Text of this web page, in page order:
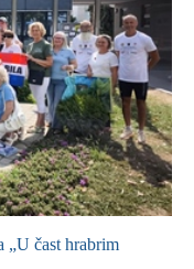
„U čast hrabrim